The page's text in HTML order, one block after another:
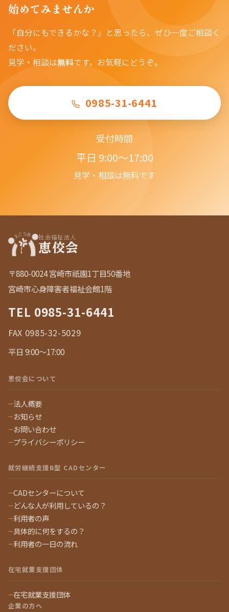
始めてみませんか
「自分にもできるかな？」と思ったら、ぜひ一度ご相談く
ださい。
見学・相談は無料です。お気軽にどうぞ。
0985-31-6441
受付時間
平日 9:00〜17:00
見学・相談は無料です
社会福祉法人
恵佼会
〒880-0024 宮崎市祇園1丁目50番地
宮崎市心身障害者福祉会館1階
TEL 0985-31-6441
FAX 0985-32-5029
平日 9:00〜17:00
恵佼会について
法人概要
お知らせ
お問い合わせ
プライバシーポリシー
就労継続支援B型 CADセンター
CADセンターについて
どんな人が利用しているの？
利用者の声
具体的に何をするの？
利用者の一日の流れ
在宅就業支援団体
在宅就業支援団体
企業の方へ